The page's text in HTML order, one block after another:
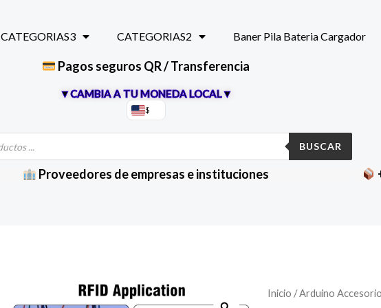
CATEGORIAS3 CATEGORIAS2 Baner Pila Bateria Cargador
Pagos seguros QR / Transferencia
▼CAMBIA A TU MONEDA LOCAL▼
$
BUSCAR
Proveedores de empresas e instituciones
Inicio /Arduino